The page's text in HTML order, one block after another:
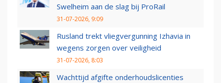
Swelheim aan de slag bij ProRail
31-07-2026, 9:09
Rusland trekt vliegvergunning Izhavia in
wegens zorgen over veiligheid
31-07-2026, 8:03
Wachttijd afgifte onderhoudslicenties